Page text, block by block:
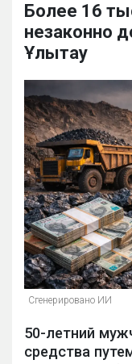
Более 16
незаконно
Ұлытау
Сгенерировано ИИ
50-летний
средства